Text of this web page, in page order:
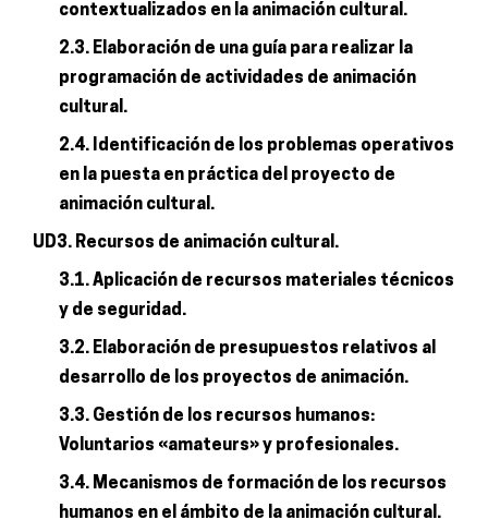
contextualizados en la animación cultural.
2.3. Elaboración de una guía para realizar la
programación de actividades de animación
cultural.
2.4. Identificación de los problemas operativos
en la puesta en práctica del proyecto de
animación cultural.
UD3. Recursos de animación cultural.
3.1. Aplicación de recursos materiales técnicos
y de seguridad.
3.2. Elaboración de presupuestos relativos al
desarrollo de los proyectos de animación.
3.3. Gestión de los recursos humanos:
Voluntarios «amateurs» y profesionales.
3.4. Mecanismos de formación de los recursos
humanos en el ámbito de la animación cultural.